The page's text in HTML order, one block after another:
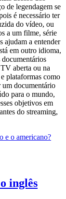
de legendagem se
é necessário ter
do vídeo, ou
a um filme, série
ajudam a entender
em outro idioma,
aberta ou na
plataformas como
um documentário
para o mundo,
objetivos em
do streaming,
inglês